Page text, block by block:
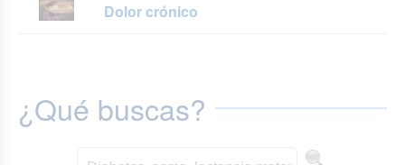
Dolor crónico
¿Qué buscas?